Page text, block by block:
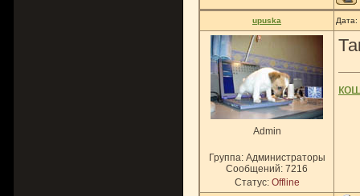
upuska Дата:
Admin
Группа: Администраторы
Сообщений: 7216
Статус: Offline